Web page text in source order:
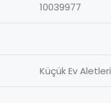
10039977
Küçük Ev Aletleri